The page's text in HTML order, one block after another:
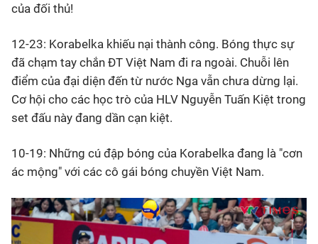
của đối thủ!
12-23: Korabelka khiếu nại thành công. Bóng thực sự
đã chạm tay chắn ĐT Việt Nam đi ra ngoài. Chuỗi lên
điểm của đại diện đến từ nước Nga vẫn chưa dừng lại.
Cơ hội cho các học trò của HLV Nguyễn Tuấn Kiệt trong
set đấu này đang dần cạn kiệt.
10-19: Những cú đập bóng của Korabelka đang là "cơn
ác mộng" với các cô gái bóng chuyền Việt Nam.